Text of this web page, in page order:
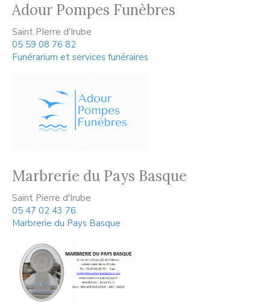
Adour Pompes Funèbres
Saint PIerre d'Irube
05 59 08 76 82
Funérarium et services funéraires
Marbrerie du Pays Basque
Saint Pierre d'Irube
05 47 02 43 76
Marbrerie du Pays Basque